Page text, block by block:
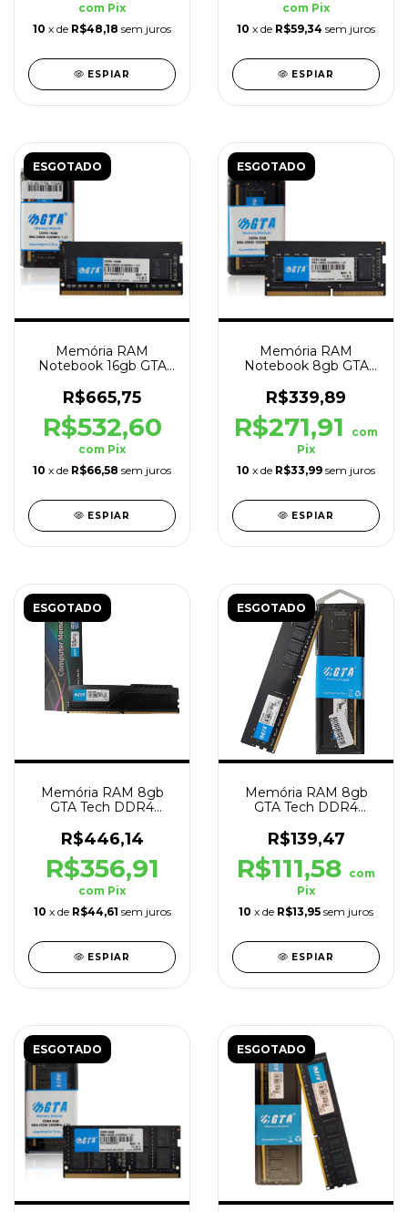
com Pix
10 x de R$48,18 sem juros
ESPIAR
com Pix
10 x de R$59,34 sem juros
ESPIAR
ESGOTADO
Memória RAM
Notebook 16gb GTA
Cl22 1.2V
R$665,75
R$532,60
com Pix
10 x de R$66,58 sem juros
ESPIAR
ESGOTADO
Memória RAM
Notebook 8gb GTA
Cl22 1.2V
R$339,89
R$271,91
com
Pix
10 x de R$33,99 sem juros
ESPIAR
ESGOTADO
Memória RAM 8gb
GTA Tech DDR4
C/Dissipador
R$446,14
R$356,91
com Pix
10 x de R$44,61 sem juros
ESPIAR
ESGOTADO
Memória RAM 8gb
GTA Tech DDR4
R$139,47
R$111,58 com
Pix
10 x de R$13,95 sem juros
ESPIAR
ESGOTADO ESGOTADO